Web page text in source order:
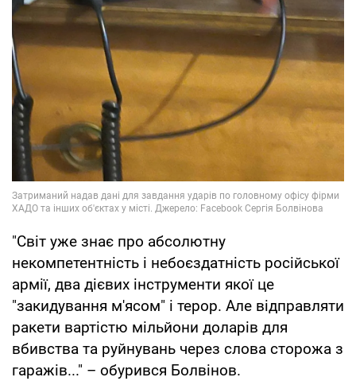
"Світ уже знає про абсолютну
некомпетентність і небоєздатність російської
армії, два дієвих інструменти якої це
"закидування м'ясом" і терор. Але відправляти
ракети вартістю мільйони доларів для
вбивства та руйнувань через слова сторожа з
гаражів..." – обурився Болвінов.